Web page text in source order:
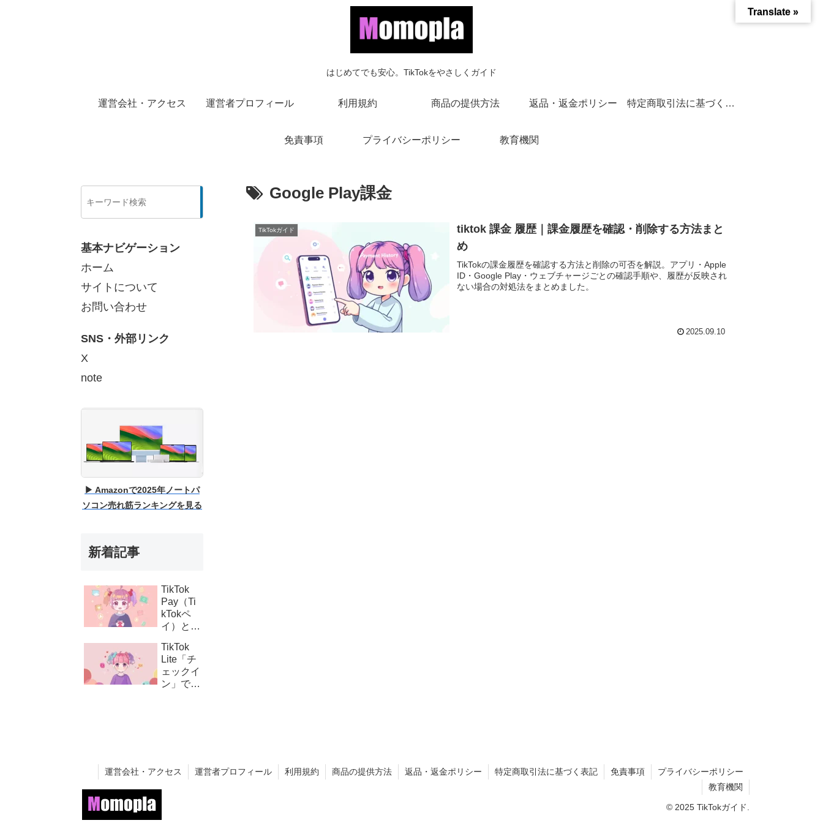
はじめてでも安心。TikTokをやさしくガイド
運営会社・アクセス 運営者プロフィール 利用規約 商品の提供方法 返品・返金ポリシー 特定商取引法に基づく表記
免責事項 プライバシーポリシー 教育機関
Google Play課金
TikTokガイド
tiktok 課金 履歴｜課金履歴を確認・削除する方法まと
め
TikTokの課金履歴を確認する方法と削除の可否を解説。アプリ・Apple
ID・Google Play・ウェブチャージごとの確認手順や、履歴が反映され
ない場合の対処法をまとめました。
2025.09.10
基本ナビゲーション
ホーム
サイトについて
お問い合わせ
SNS・外部リンク
X
note
▶ Amazonで2025年ノートパ
ソコン売れ筋ランキングを見る
新着記事
TikTok
Pay（Ti
kTokペ
イ）と
い設定の
方法とコ
イン購
入・課金
TikTok
Lite「チ
ェックイ
ン」でき
運営会社・アクセス 運営者プロフィール 利用規約 商品の提供方法 返品・返金ポリシー 特定商取引法に基づく表記 免責事項
プライバシーポリシー
教育機関
© 2025 TikTokガイド.
Translate »